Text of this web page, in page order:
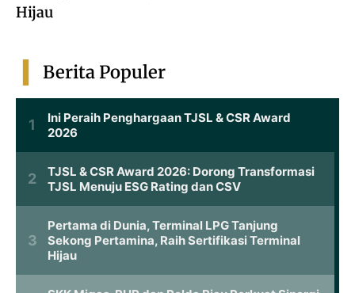
Hijau
Berita Populer